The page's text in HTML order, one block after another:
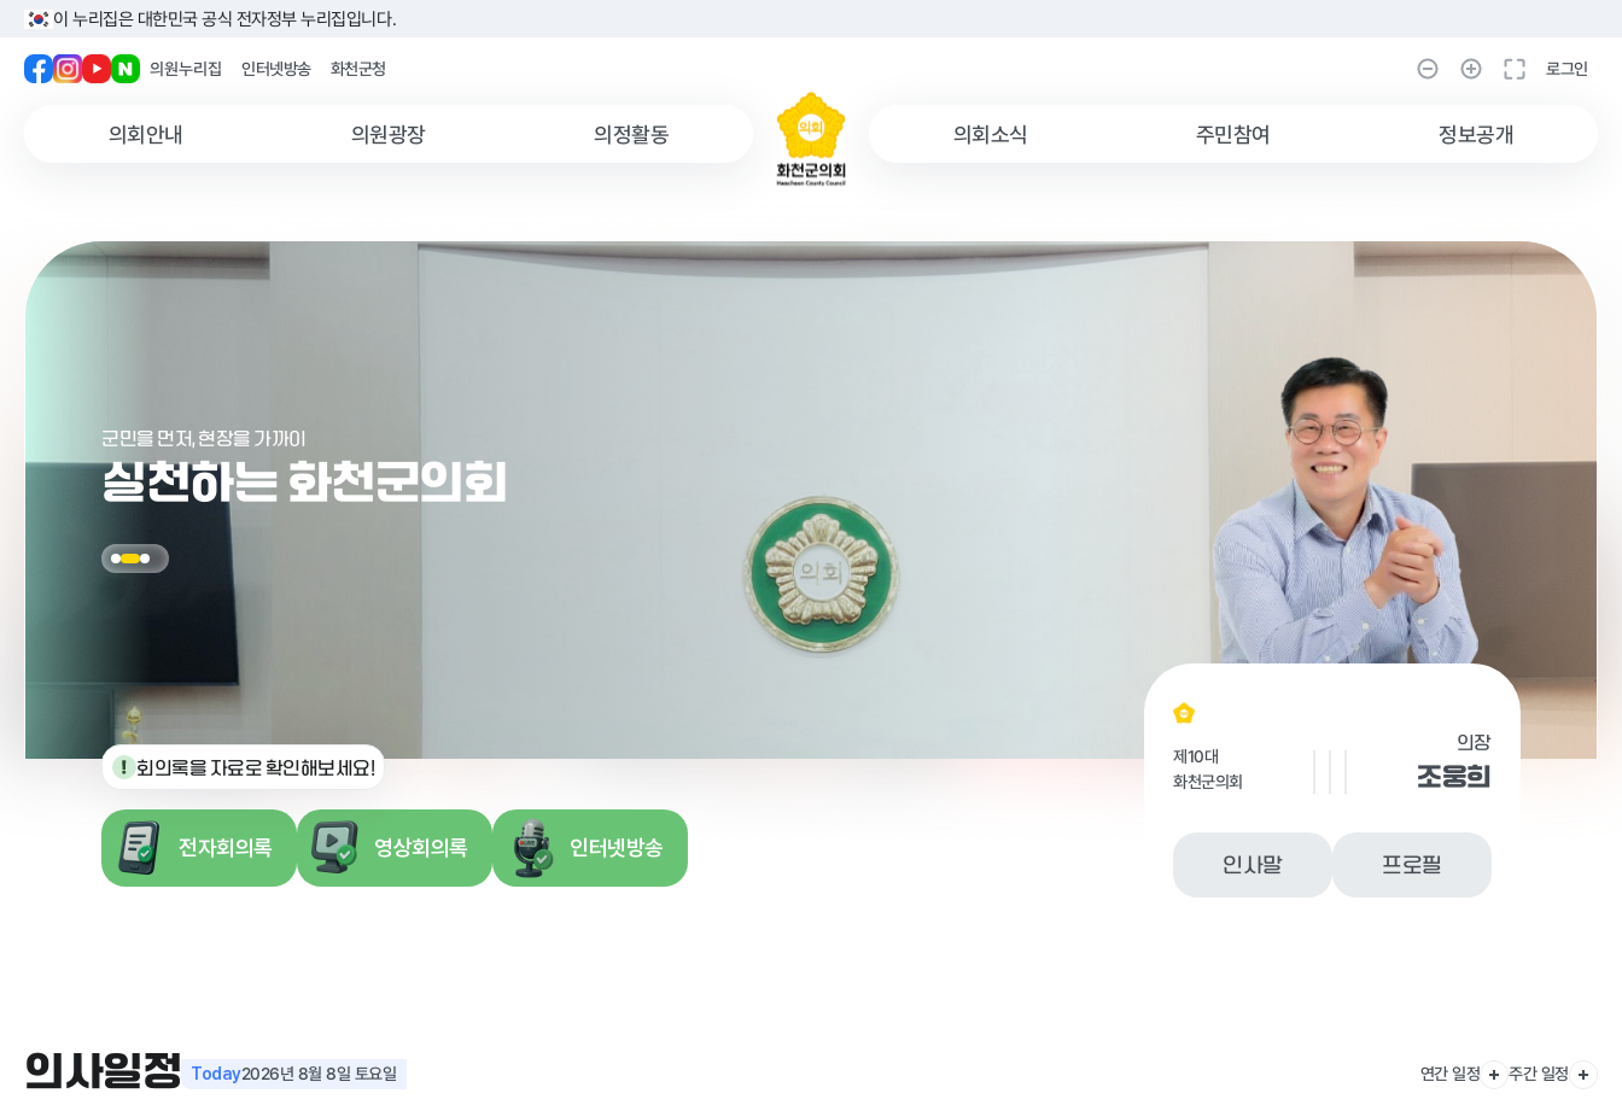
이 누리집은 대한민국 공식 전자정부 누리집입니다.
의원누리집
의원누리집
인터넷방송
인터넷방송
화천군청
화천군청
로그인
의회안내 의원광장 의정활동 의회소식 주민참여 정보공개
군민을 먼저, 현장을 가까이
실천하는 화천군의회
군민을 먼저, 현장을 가까이
실천하는 화천군의회
군민을 먼저, 현장을 가까이
실천하는 화천군의회
회의록을 자료로 확인해보세요!
전자회의록 영상회의록 인터넷방송
제10대
화천군의회
의장
조웅희
인사말 프로필
의사일정 Today2026년 8월 8일 토요일 연간 일정 주간 일정